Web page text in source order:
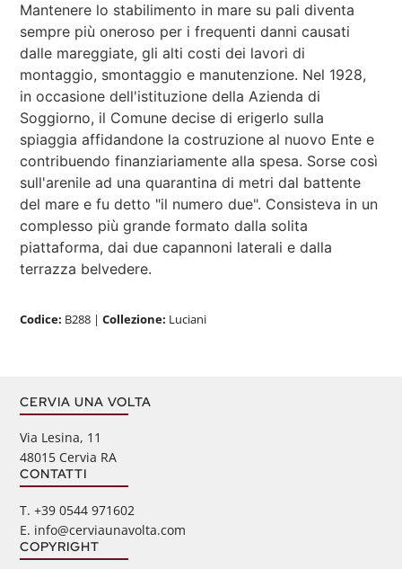
Mantenere lo stabilimento in mare su pali diventa
sempre più oneroso per i frequenti danni causati
dalle mareggiate, gli alti costi dei lavori di
montaggio, smontaggio e manutenzione. Nel 1928,
in occasione dell'istituzione della Azienda di
Soggiorno, il Comune decise di erigerlo sulla
spiaggia affidandone la costruzione al nuovo Ente e
contribuendo finanziariamente alla spesa. Sorse così
sull'arenile ad una quarantina di metri dal battente
del mare e fu detto "il numero due". Consisteva in un
complesso più grande formato dalla solita
piattaforma, dai due capannoni laterali e dalla
terrazza belvedere.
Codice: B288 |Collezione: Luciani
CERVIA UNA VOLTA
Via Lesina, 11
48015 Cervia RA
CONTATTI
‭T. +39 0544 971602
E. info@cerviaunavolta.com
COPYRIGHT